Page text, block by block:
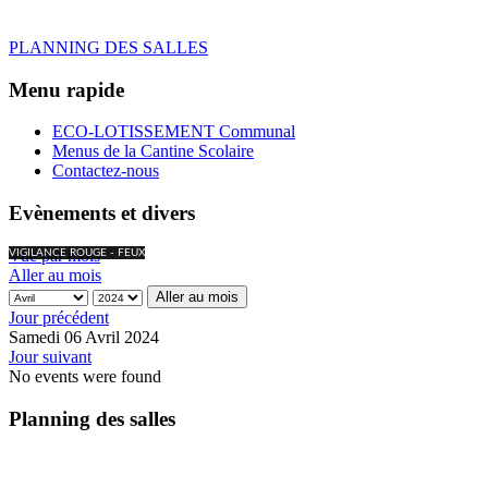
PLANNING DES SALLES
Menu rapide
ECO-LOTISSEMENT Communal
Menus de la Cantine Scolaire
Contactez-nous
Evènements et divers
VIGILANCE ROUGE - FEUX
Vue par mois
Aller au mois
Aller au mois
Jour précédent
Samedi 06 Avril 2024
Jour suivant
No events were found
Planning des salles